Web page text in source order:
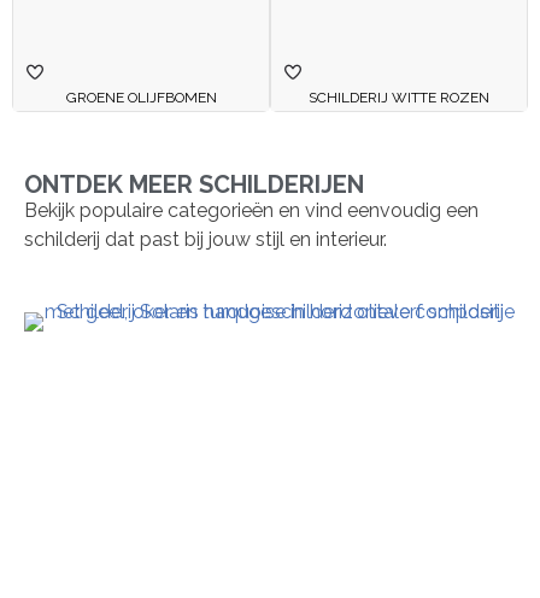
GROENE OLIJFBOMEN SCHILDERIJ WITTE ROZEN
ONTDEK MEER SCHILDERIJEN
Bekijk populaire categorieën en vind eenvoudig een
schilderij dat past bij jouw stijl en interieur.